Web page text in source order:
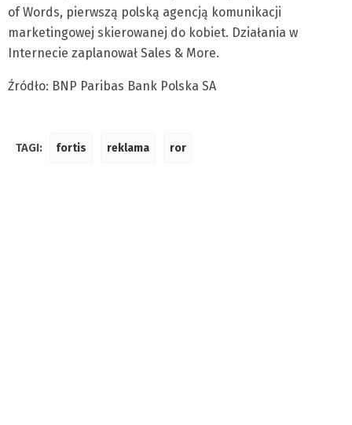
of Words, pierwszą polską agencją komunikacji
marketingowej skierowanej do kobiet. Działania w
Internecie zaplanował Sales & More.
Źródło: BNP Paribas Bank Polska SA
TAGI: fortis reklama ror